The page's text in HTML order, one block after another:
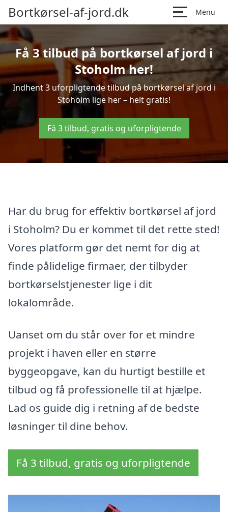
Bortkørsel-af-jord.dk Menu
Få 3 tilbud på bortkørsel af jord i
Stoholm her!
Indhent 3 uforpligtende tilbud på bortkørsel af jord i
Stoholm lige her – helt gratis!
Få 3 tilbud, gratis og uforpligtende
Har du brug for effektiv bortkørsel af jord
i Stoholm? Du er kommet til det rette sted!
Vores platform gør det nemt for dig at
finde pålidelige firmaer, der tilbyder
bortkørselstjenester lige i dit
lokalområde.
Uanset om du står over for et mindre
projekt i haven eller en større
byggeopgave, kan du hurtigt bestille et
tilbud og få professionelle til at hjælpe.
Lad os guide dig i retning af de bedste
løsninger til dine behov.
Få 3 tilbud, gratis og uforpligtende